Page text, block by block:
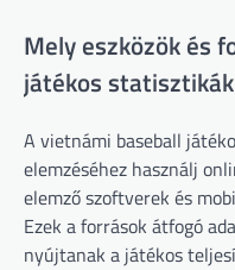
Mely eszközök és
játékos
A vietnámi baseball
elemzéséhez használj
elemző szoftverek és
Ezek a források átfogó
nyújtanak a játékos